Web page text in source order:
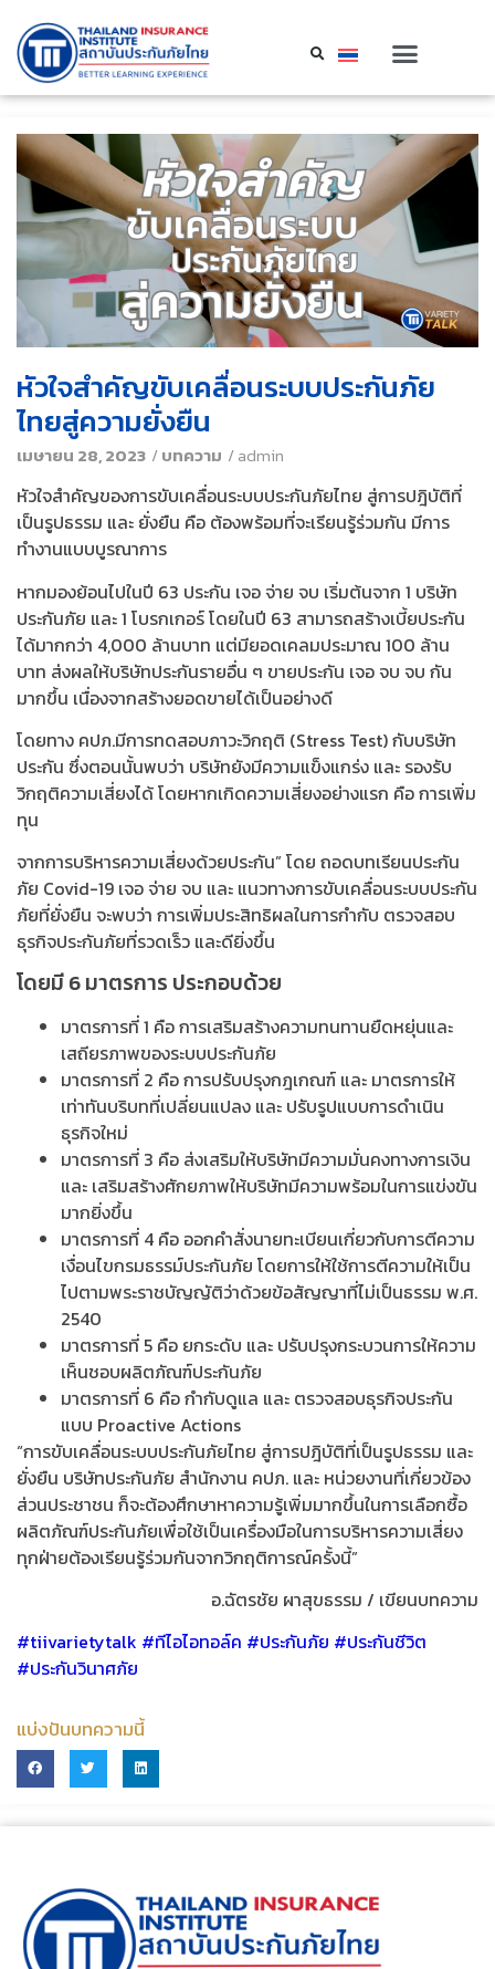
หัวใจสำคัญขับเคลื่อนระบบประกันภัย
ไทยสู่ความยั่งยืน
เมษายน 28, 2023 /บทความ /admin
หัวใจสำคัญของการขับเคลื่อนระบบประกันภัยไทย สู่การปฎิบัติที่
เป็นรูปธรรม และ ยั่งยืน คือ ต้องพร้อมที่จะเรียนรู้ร่วมกัน มีการ
ทำงานแบบบูรณาการ
หากมองย้อนไปในปี 63 ประกัน เจอ จ่าย จบ เริ่มต้นจาก 1 บริษัท
ประกันภัย และ 1 โบรกเกอร์ โดยในปี 63 สามารถสร้างเบี้ยประกัน
ได้มากกว่า 4,000 ล้านบาท แต่มียอดเคลมประมาณ 100 ล้าน
บาท ส่งผลให้บริษัทประกันรายอื่น ๆ ขายประกัน เจอ จบ จบ กัน
มากขึ้น เนื่องจากสร้างยอดขายได้เป็นอย่างดี
โดยทาง คปภ.มีการทดสอบภาวะวิกฤติ (Stress Test) กับบริษัท
ประกัน ซึ่งตอนนั้นพบว่า บริษัทยังมีความแข็งแกร่ง และ รองรับ
วิกฤติความเสี่ยงได้ โดยหากเกิดความเสี่ยงอย่างแรก คือ การเพิ่ม
ทุน
จากการบริหารความเสี่ยงด้วยประกัน” โดย ถอดบทเรียนประกัน
ภัย Covid-19 เจอ จ่าย จบ และ แนวทางการขับเคลื่อนระบบประกัน
ภัยที่ยั่งยืน จะพบว่า การเพิ่มประสิทธิผลในการกำกับ ตรวจสอบ
ธุรกิจประกันภัยที่รวดเร็ว และดียิ่งขึ้น
โดยมี 6 มาตรการ ประกอบด้วย
มาตรการที่ 1 คือ การเสริมสร้างความทนทานยืดหยุ่นและ
เสถียรภาพของระบบประกันภัย
มาตรการที่ 2 คือ การปรับปรุงกฎเกณฑ์ และ มาตรการให้
เท่าทันบริบทที่เปลี่ยนแปลง และ ปรับรูปแบบการดำเนิน
ธุรกิจใหม่
มาตรการที่ 3 คือ ส่งเสริมให้บริษัทมีความมั่นคงทางการเงิน
และ เสริมสร้างศักยภาพให้บริษัทมีความพร้อมในการแข่งขัน
มากยิ่งขึ้น
มาตรการที่ 4 คือ ออกคำสั่งนายทะเบียนเกี่ยวกับการตีความ
เงื่อนไขกรมธรรม์ประกันภัย โดยการให้ใช้การตีความให้เป็น
ไปตามพระราชบัญญัติว่าด้วยข้อสัญญาที่ไม่เป็นธรรม พ.ศ.
2540
มาตรการที่ 5 คือ ยกระดับ และ ปรับปรุงกระบวนการให้ความ
เห็นชอบผลิตภัณฑ์ประกันภัย
มาตรการที่ 6 คือ กำกับดูแล และ ตรวจสอบธุรกิจประกัน
แบบ Proactive Actions
“การขับเคลื่อนระบบประกันภัยไทย สู่การปฎิบัติที่เป็นรูปธรรม และ
ยั่งยืน​ บริษัทประกันภัย สำนักงาน คปภ. และ หน่วยงานที่เกี่ยวข้อง
ส่วนประชาชน ก็จะต้องศึกษาหาความรู้เพิ่มมากขึ้นในการเลือกซื้อ
ผลิตภัณฑ์ประกันภัยเพื่อใช้เป็นเครื่องมือในการบริหารความเสี่ยง
ทุกฝ่ายต้องเรียนรู้ร่วมกันจากวิกฤติการณ์ครั้งนี้”
อ.ฉัตรชัย​ ผาสุขธรรม​ / เขียนบทความ
#tiivarietytalk #ทีไอไอทอล์ค​ #ประกันภัย #ประกันชีวิต
#ประกันวินาศภัย
แบ่งปันบทความนี้